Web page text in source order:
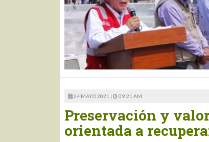
24 MAYO 2021 | 09:21 AM
Preservación y
orientada a